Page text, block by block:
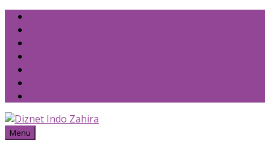
Skip
content
Menu